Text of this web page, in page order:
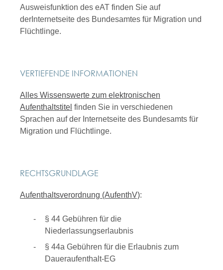
Ausweisfunktion des eAT finden Sie auf
derInternetseite des Bundesamtes für Migration und
Flüchtlinge.
VERTIEFENDE INFORMATIONEN
Alles Wissenswerte zum elektronischen
Aufenthaltstitel finden Sie in verschiedenen
Sprachen auf der Internetseite des Bundesamts für
Migration und Flüchtlinge.
RECHTSGRUNDLAGE
Aufenthaltsverordnung (AufenthV):
§ 44 Gebühren für die
Niederlassungserlaubnis
§ 44a Gebühren für die Erlaubnis zum
Daueraufenthalt-EG